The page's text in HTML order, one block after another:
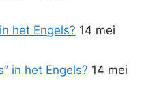
het Engels? 14 mei
in het Engels? 14 mei